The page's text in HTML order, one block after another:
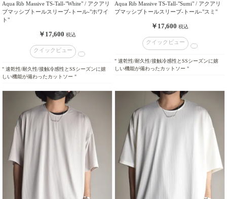
Aqua Rib Massive TS-Tall-"White" / アクアリ
ブマッシブトールスリーブ-トール-"ホワイ
ト"
￥17,600 税込
クイックビュー
" 速乾性/耐久性/接触冷感性とSSシーズンに嬉
しい機能が備わったカットソー "
Aqua Rib Massive TS-Tall-"Sumi" / アクアリ
ブマッシブトールスリーブ-トール-"スミ"
￥17,600 税込
クイックビュー
" 速乾性/耐久性/接触冷感性とSSシーズンに嬉
しい機能が備わったカットソー "